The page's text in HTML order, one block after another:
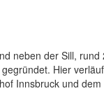
neben der Sill,
Hier
Innsbruck und